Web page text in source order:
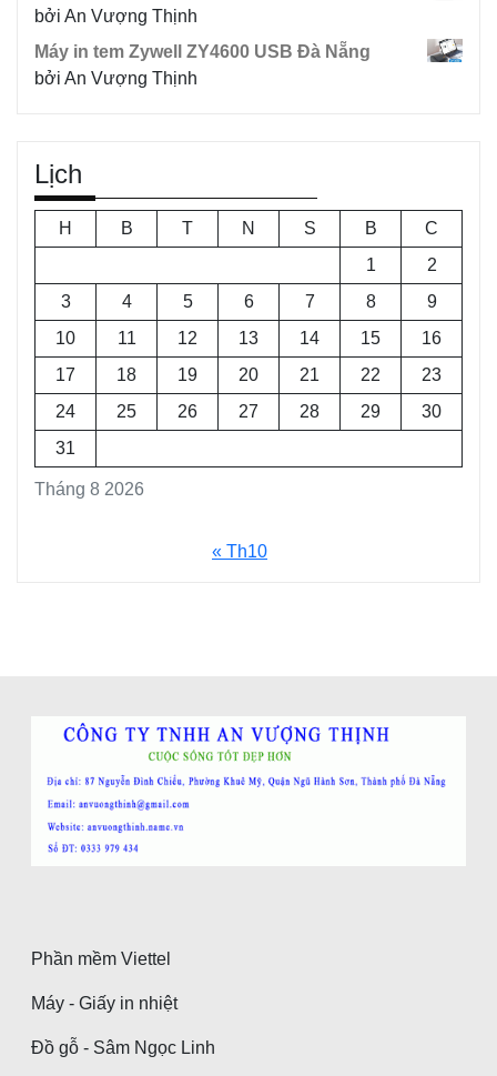
bởi An Vượng Thịnh
Máy in tem Zywell ZY4600 USB Đà Nẵng
bởi An Vượng Thịnh
Lịch
Tháng 8 2026
H B T N S B
C
1
2
3
4 5 6 7 8
9
10
11 12 13 14 15
16
17
18 19 20 21 22
23
24
25 26 27 28 29
30
31
« Th10
Phần mềm Viettel
Máy - Giấy in nhiệt
Đồ gỗ - Sâm Ngọc Linh